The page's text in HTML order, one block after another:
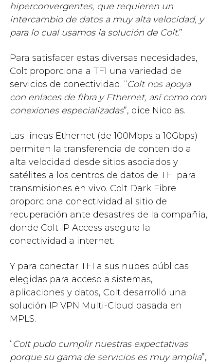
hiperconvergentes, que requieren un
intercambio de datos a muy alta velocidad, y
para lo cual usamos la solución de Colt.”
Para satisfacer estas diversas necesidades,
Colt proporciona a TF1 una variedad de
servicios de conectividad. “Colt nos apoya
con enlaces de fibra y Ethernet, así como con
conexiones especializadas”, dice Nicolas.
Las líneas Ethernet (de 100Mbps a 10Gbps)
permiten la transferencia de contenido a
alta velocidad desde sitios asociados y
satélites a los centros de datos de TF1 para
transmisiones en vivo. Colt Dark Fibre
proporciona conectividad al sitio de
recuperación ante desastres de la compañía,
donde Colt IP Access asegura la
conectividad a internet.
Y para conectar TF1 a sus nubes públicas
elegidas para acceso a sistemas,
aplicaciones y datos, Colt desarrolló una
solución IP VPN Multi-Cloud basada en
MPLS.
“Colt pudo cumplir nuestras expectativas
porque su gama de servicios es muy amplia”,